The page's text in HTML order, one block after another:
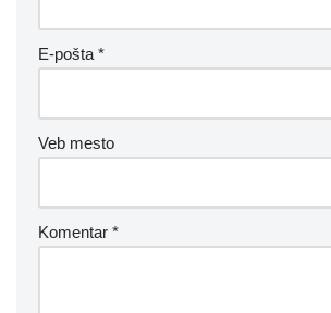
E-pošta *
Veb mesto
Komentar *